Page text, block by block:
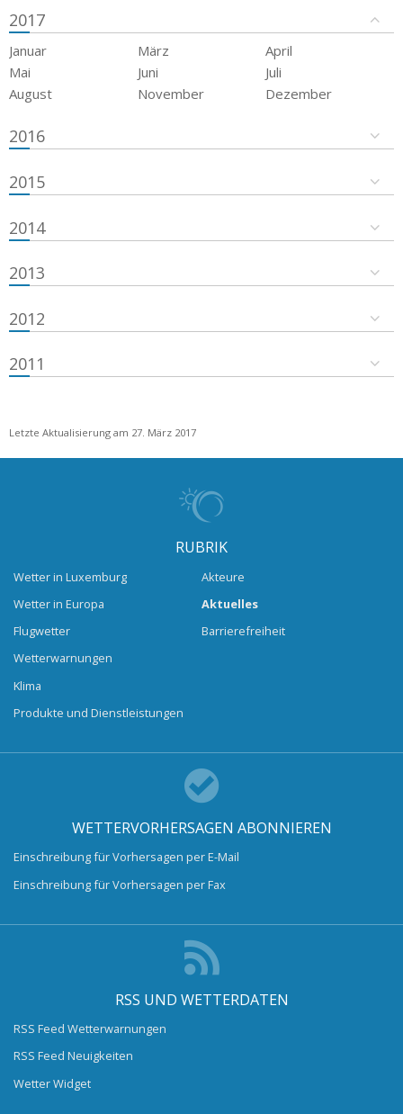
2017
Januar März
April
Mai
Juni
Juli
August
November Dezember
2016
2015
2014
2013
2012
2011
Letzte Aktualisierung am 27. März 2017
RUBRIK
Wetter in Luxemburg
Wetter in Europa
Flugwetter
Wetterwarnungen
Klima
Produkte und Dienstleistungen
Akteure
Aktuelles
Barrierefreiheit
WETTERVORHERSAGEN ABONNIEREN
Einschreibung für Vorhersagen per E-Mail
Einschreibung für Vorhersagen per Fax
RSS UND WETTERDATEN
RSS Feed Wetterwarnungen
RSS Feed Neuigkeiten
Wetter Widget